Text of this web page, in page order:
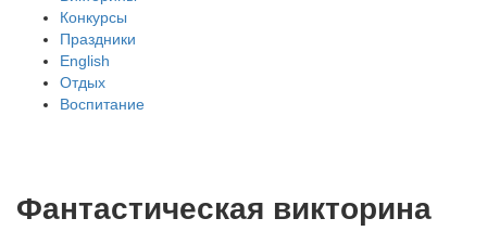
Конкурсы
Праздники
English
Отдых
Воспитание
Фантастическая викторина